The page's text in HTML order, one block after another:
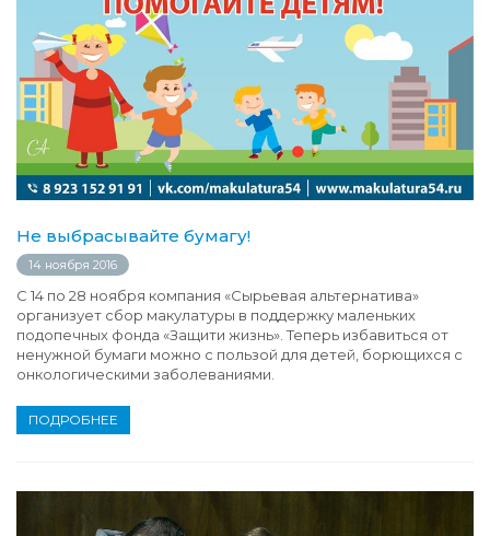
Не выбрасывайте бумагу!
14 ноября 2016
С 14 по 28 ноября компания «Сырьевая альтернатива»
организует сбор макулатуры в поддержку маленьких
подопечных фонда «Защити жизнь». Теперь избавиться от
ненужной бумаги можно с пользой для детей, борющихся с
онкологическими заболеваниями.
ПОДРОБНЕЕ